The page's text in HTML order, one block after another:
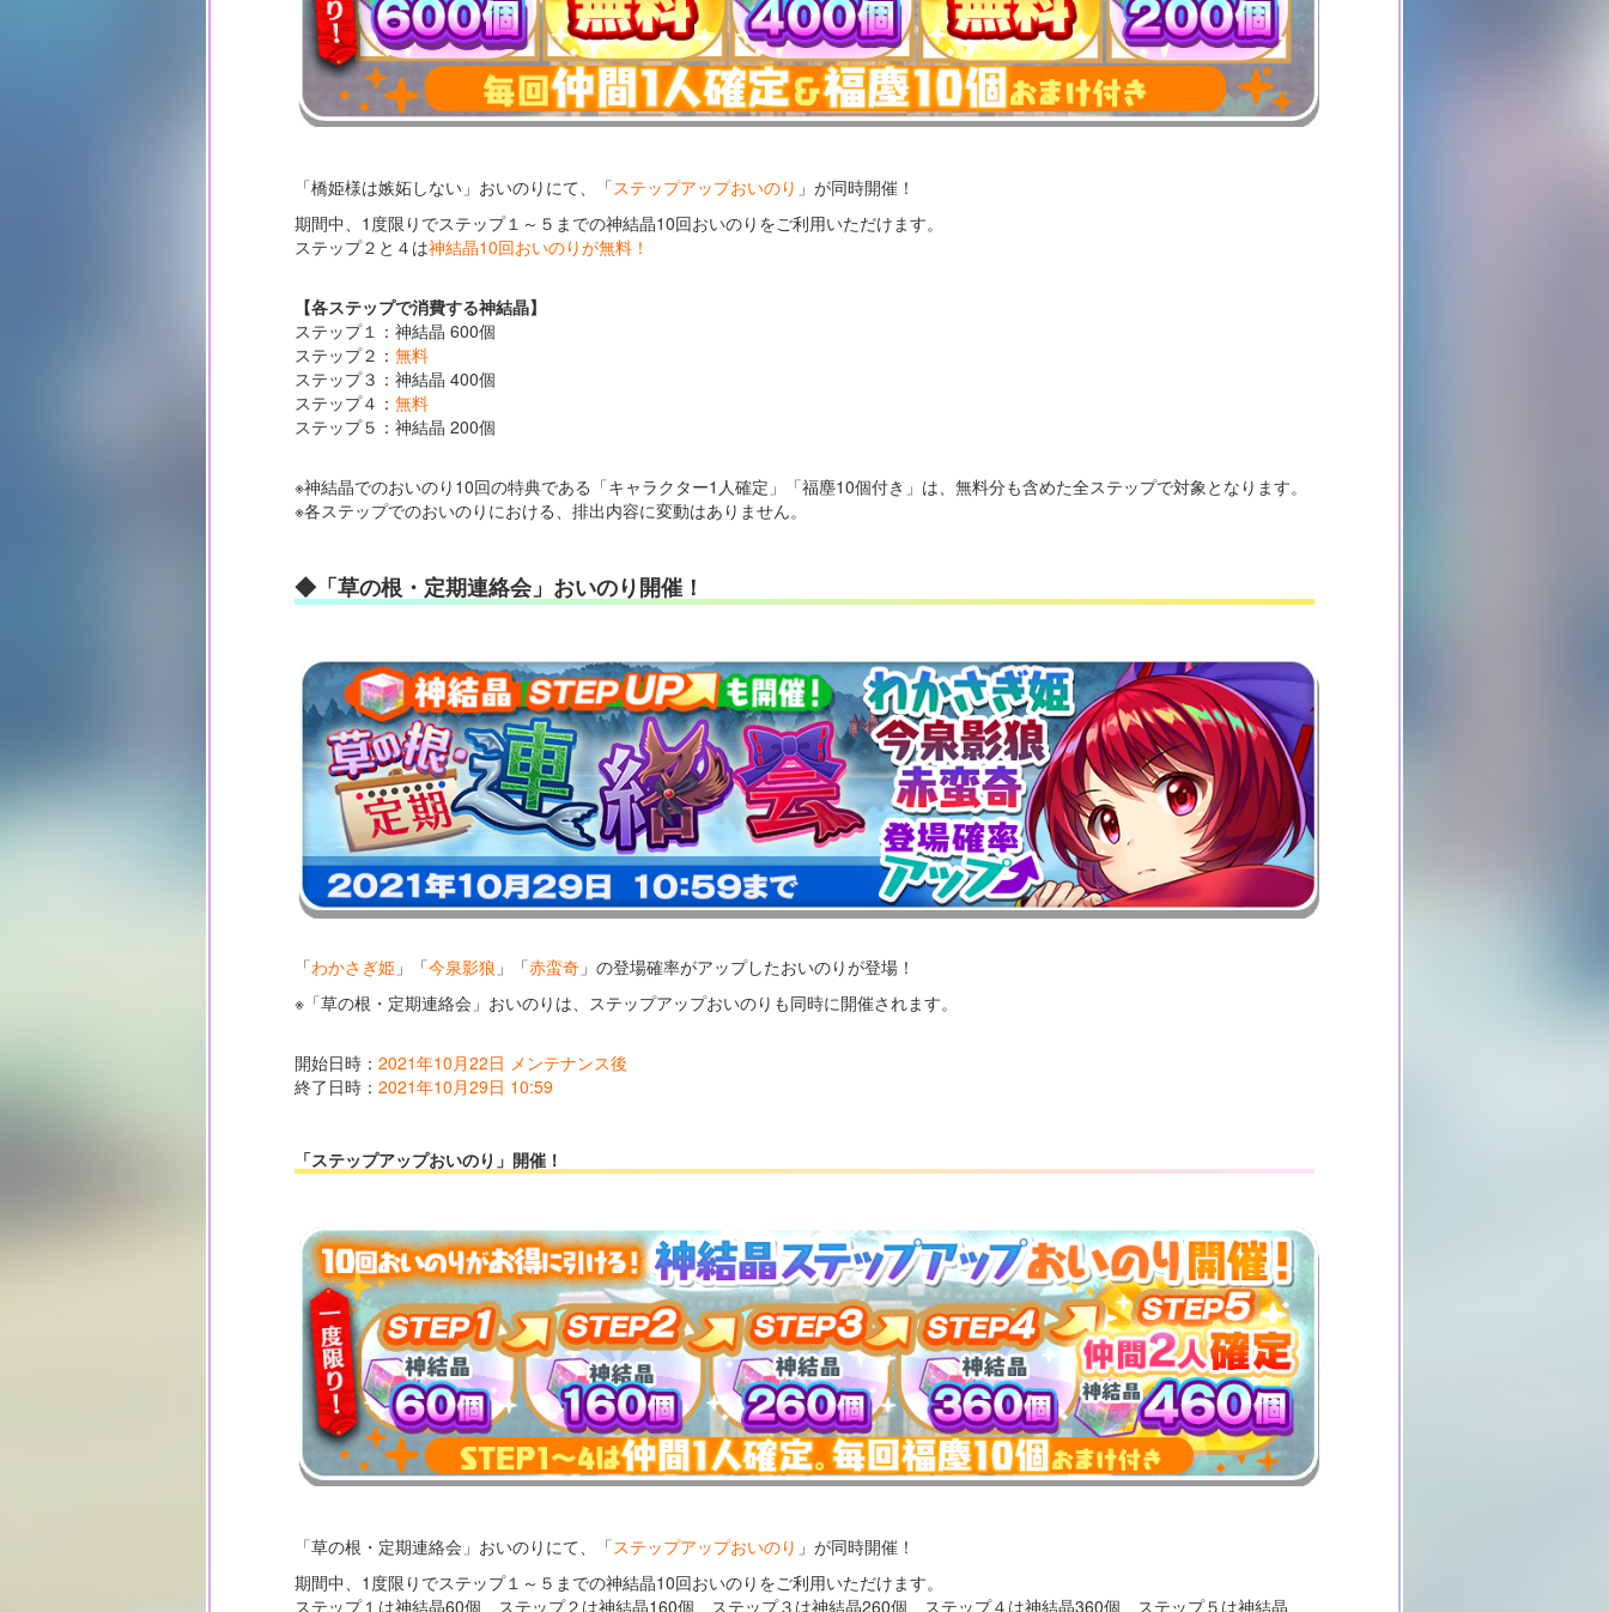
「橋姫様は嫉妬しない」おいのりにて、「ステップアップおいのり 」が同時開催！
期間中、1度限りでステップ１～５までの神結晶10回おいのりをご利用いただけます。
ステップ２と４は神結晶10回おいのりが無料！
【各ステップで消費する神結晶】
ステップ１：神結晶 600個
ステップ２： 無料
ステップ３：神結晶 400個
ステップ４： 無料
ステップ５：神結晶 200個
※神結晶でのおいのり10回の特典である「キャラクター1人確定」「福塵10個付き」は、無料分も含めた全ステップで対象となります。
※各ステップでのおいのりにおける、排出内容に変動はありません。
◆「草の根・定期連絡会」おいのり開催！
「わかさぎ姫 」「今泉影狼 」「赤蛮奇 」の登場確率がアップしたおいのりが登場！
※「草の根・定期連絡会」おいのりは、ステップアップおいのりも同時に開催されます。
開始日時： 2021年10月22日 メンテナンス後
終了日時： 2021年10月29日 10:59
「ステップアップおいのり」開催！
「草の根・定期連絡会」おいのりにて、「ステップアップおいのり 」が同時開催！
期間中、1度限りでステップ１～５までの神結晶10回おいのりをご利用いただけます。
ステップ１は神結晶60個、ステップ２は神結晶160個、ステップ３は神結晶260個、ステップ４は神結晶360個、ステップ５は神結晶